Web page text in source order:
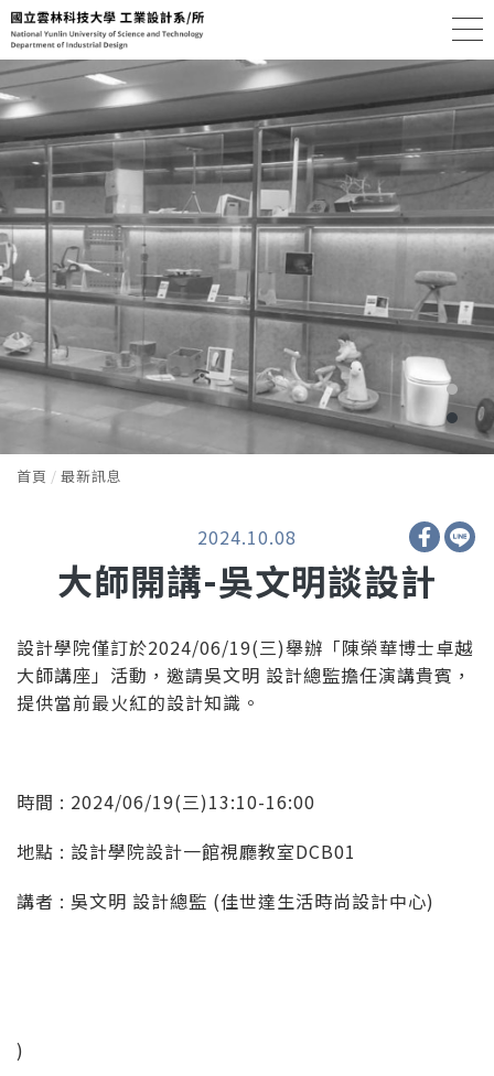
首頁 最新訊息
2024.10.08
大師開講-吳文明談設計
設計學院僅訂於2024/06/19(三)舉辦「陳榮華博士卓越
大師講座」活動，邀請吳文明 設計總監擔任演講貴賓，
提供當前最火紅的設計知識。
時間 : 2024/06/19(三)13:10-16:00
地點 : 設計學院設計一館視廳教室DCB01
講者 : 吳文明 設計總監 (佳世達生活時尚設計中心)
)